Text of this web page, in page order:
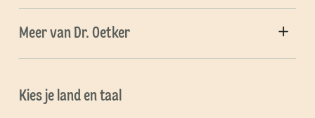
Meer van Dr. Oetker
Kies je land en taal